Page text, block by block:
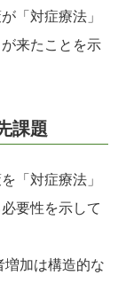
「対症療法」
来たことを示
課題
「対症療法」
要性を示して
加は構造的な